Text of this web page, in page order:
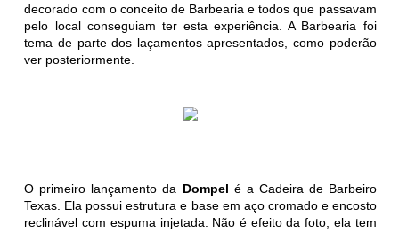
decorado com o conceito de Barbearia e todos que passavam
pelo local conseguiam ter esta experiência. A Barbearia foi
tema de parte dos laçamentos apresentados, como poderão
ver posteriormente.
O primeiro lançamento da Dompel é a Cadeira de Barbeiro
Texas. Ela possui estrutura e base em aço cromado e encosto
reclinável com espuma injetada. Não é efeito da foto, ela tem